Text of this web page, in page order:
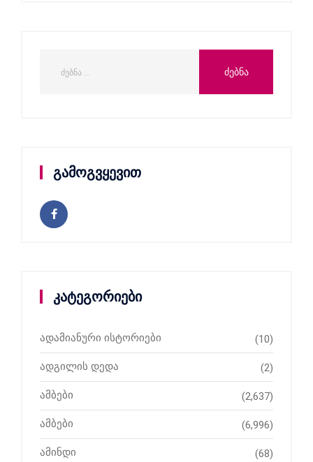
გამოგვყევით
კატეგორიები
ადამიანური ისტორიები (10)
ადგილის დედა (2)
ამბები (2,637)
ამბები (6,996)
ამინდი (68)